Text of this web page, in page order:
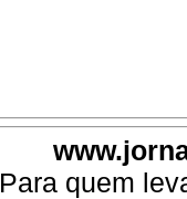
Para quem